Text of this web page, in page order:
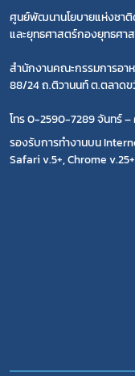
ศูนย์พัฒนานโยบายแห่งชา
และยุทธศาสตร์กองยุทธศา
สำนักงานคณะกรรมการอาห
88/24 ถ.ติวานนท์ ต.ตลาด
โทร 0-2590-7289 จันทร์ –
รองรับการทำงานบน
Safari v.5+, Chrome